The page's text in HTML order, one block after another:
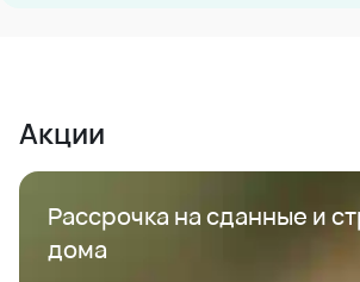
Акции
Рассрочка на сданные и
дома